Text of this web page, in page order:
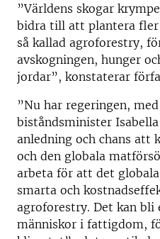
”Världens skogar
bidra till att plantera
så kallad agroforestry,
avskogningen, hunger
jordar”, konstaterar
”Nu har regeringen,
biståndsminister
anledning och chans att
och den globala
arbeta för att det
smarta och
agroforestry. Det kan bli
människor i fattigdom,